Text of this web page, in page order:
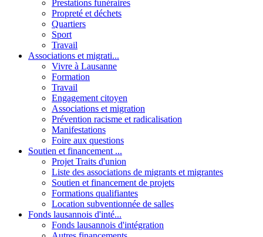
Prestations funéraires
Propreté et déchets
Quartiers
Sport
Travail
Associations et migrati...
Vivre à Lausanne
Formation
Travail
Engagement citoyen
Associations et migration
Prévention racisme et radicalisation
Manifestations
Foire aux questions
Soutien et financement ...
Projet Traits d'union
Liste des associations de migrants et migrantes
Soutien et financement de projets
Formations qualifiantes
Location subventionnée de salles
Fonds lausannois d'inté...
Fonds lausannois d'intégration